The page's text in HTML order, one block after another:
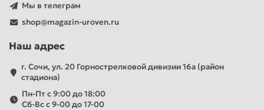
Мы в телеграм
shop@magazin-uroven.ru
Наш адрес
г. Сочи, ул. 20 Горнострелковой дивизии 16а (район
стадиона)
Пн-Пт с 9:00 до 18:00
Сб-Вс с 9-00 до 17-00